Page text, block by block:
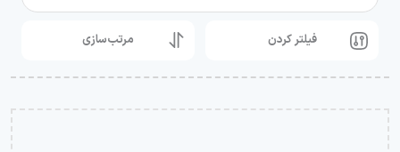
فیلتر کردن مرتب‌سازی